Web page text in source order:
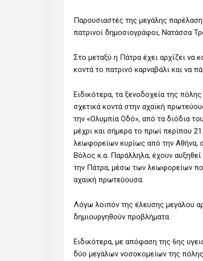
Παρουσιαστές της μεγάλης
πατρινοί δημοσιογράφοι, Νατάσσα
Στο μεταξύ η Πάτρα έχει αρχίζει να
κοντά το πατρινό καρναβάλι και να
Ειδικότερα, τα ξενοδοχεία της
σχετικά κοντά στην αχαϊκή
την «Ολυμπία Οδό», από τα διόδια
μέχρι και σήμερα το πρωί περίπου
λεωφορείων κυρίως από την Αθήνα,
Βόλος κ.α. Παράλληλα, έχουν
την Πάτρα, μέσω των λεωφορείων
αχαϊκή πρωτεύουσα.
Λόγω λοιπόν της έλευσης μεγάλου
δημιουργηθούν προβλήματα.
Ειδικότερα, με απόφαση της 6ης
δύο μεγάλων νοσοκομείων της